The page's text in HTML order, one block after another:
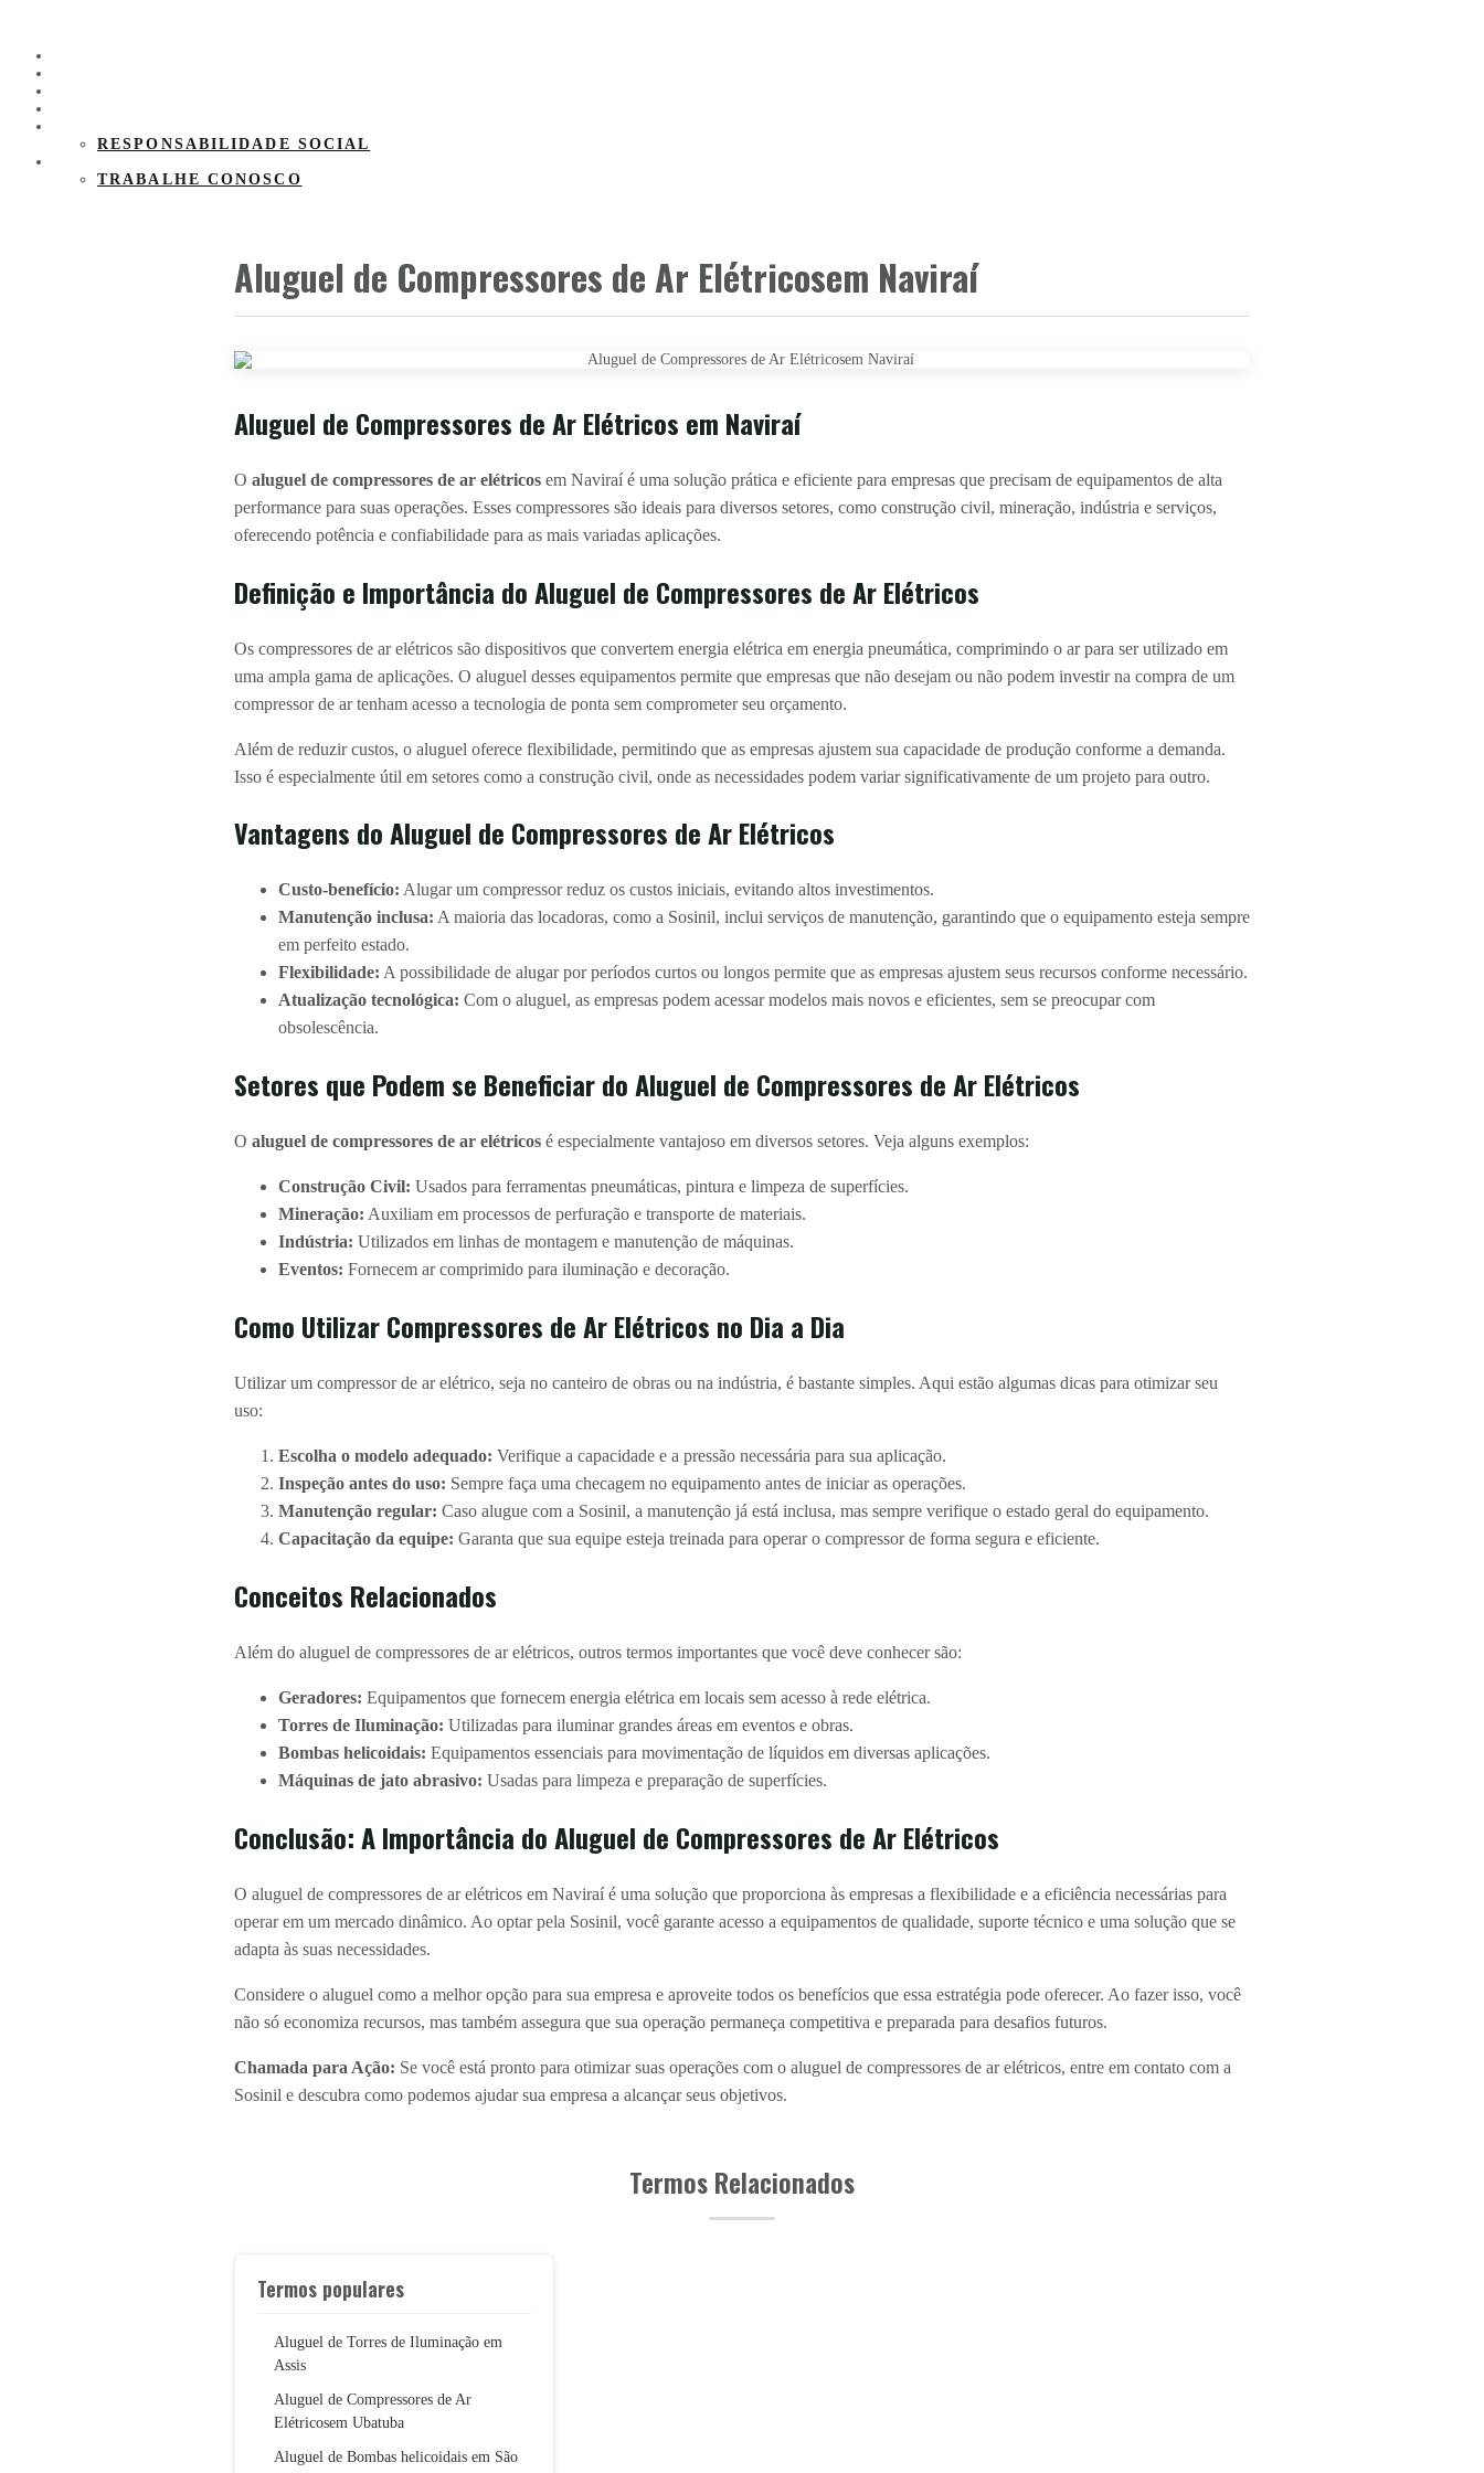
RESPONSABILIDADE SOCIAL
TRABALHE CONOSCO
Aluguel de Compressores de Ar Elétricosem Naviraí
Aluguel de Compressores de Ar Elétricos em Naviraí
O aluguel de compressores de ar elétricos em Naviraí é uma solução prática e eficiente para empresas que precisam de equipamentos de alta
performance para suas operações. Esses compressores são ideais para diversos setores, como construção civil, mineração, indústria e serviços,
oferecendo potência e confiabilidade para as mais variadas aplicações.
Definição e Importância do Aluguel de Compressores de Ar Elétricos
Os compressores de ar elétricos são dispositivos que convertem energia elétrica em energia pneumática, comprimindo o ar para ser utilizado em
uma ampla gama de aplicações. O aluguel desses equipamentos permite que empresas que não desejam ou não podem investir na compra de um
compressor de ar tenham acesso a tecnologia de ponta sem comprometer seu orçamento.
Além de reduzir custos, o aluguel oferece flexibilidade, permitindo que as empresas ajustem sua capacidade de produção conforme a demanda.
Isso é especialmente útil em setores como a construção civil, onde as necessidades podem variar significativamente de um projeto para outro.
Vantagens do Aluguel de Compressores de Ar Elétricos
Custo-benefício: Alugar um compressor reduz os custos iniciais, evitando altos investimentos.
Manutenção inclusa: A maioria das locadoras, como a Sosinil, inclui serviços de manutenção, garantindo que o equipamento esteja sempre
em perfeito estado.
Flexibilidade: A possibilidade de alugar por períodos curtos ou longos permite que as empresas ajustem seus recursos conforme necessário.
Atualização tecnológica: Com o aluguel, as empresas podem acessar modelos mais novos e eficientes, sem se preocupar com
obsolescência.
Setores que Podem se Beneficiar do Aluguel de Compressores de Ar Elétricos
O aluguel de compressores de ar elétricos é especialmente vantajoso em diversos setores. Veja alguns exemplos:
Construção Civil: Usados para ferramentas pneumáticas, pintura e limpeza de superfícies.
Mineração: Auxiliam em processos de perfuração e transporte de materiais.
Indústria: Utilizados em linhas de montagem e manutenção de máquinas.
Eventos: Fornecem ar comprimido para iluminação e decoração.
Como Utilizar Compressores de Ar Elétricos no Dia a Dia
Utilizar um compressor de ar elétrico, seja no canteiro de obras ou na indústria, é bastante simples. Aqui estão algumas dicas para otimizar seu
uso:
Escolha o modelo adequado: Verifique a capacidade e a pressão necessária para sua aplicação.
Inspeção antes do uso: Sempre faça uma checagem no equipamento antes de iniciar as operações.
Manutenção regular: Caso alugue com a Sosinil, a manutenção já está inclusa, mas sempre verifique o estado geral do equipamento.
Capacitação da equipe: Garanta que sua equipe esteja treinada para operar o compressor de forma segura e eficiente.
Conceitos Relacionados
Além do aluguel de compressores de ar elétricos, outros termos importantes que você deve conhecer são:
Geradores: Equipamentos que fornecem energia elétrica em locais sem acesso à rede elétrica.
Torres de Iluminação: Utilizadas para iluminar grandes áreas em eventos e obras.
Bombas helicoidais: Equipamentos essenciais para movimentação de líquidos em diversas aplicações.
Máquinas de jato abrasivo: Usadas para limpeza e preparação de superfícies.
Conclusão: A Importância do Aluguel de Compressores de Ar Elétricos
O aluguel de compressores de ar elétricos em Naviraí é uma solução que proporciona às empresas a flexibilidade e a eficiência necessárias para
operar em um mercado dinâmico. Ao optar pela Sosinil, você garante acesso a equipamentos de qualidade, suporte técnico e uma solução que se
adapta às suas necessidades.
Considere o aluguel como a melhor opção para sua empresa e aproveite todos os benefícios que essa estratégia pode oferecer. Ao fazer isso, você
não só economiza recursos, mas também assegura que sua operação permaneça competitiva e preparada para desafios futuros.
Chamada para Ação: Se você está pronto para otimizar suas operações com o aluguel de compressores de ar elétricos, entre em contato com a
Sosinil e descubra como podemos ajudar sua empresa a alcançar seus objetivos.
Termos Relacionados
Termos populares
Aluguel de Torres de Iluminação em
Assis
Aluguel de Compressores de Ar
Elétricosem Ubatuba
Aluguel de Bombas helicoidais em São